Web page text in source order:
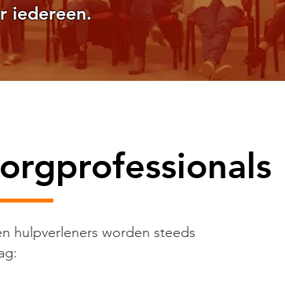
iedereen.
hulpverleners worden steeds